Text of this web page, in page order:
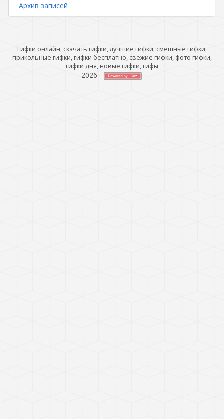
Архив записей
Гифки онлайн, скачать гифки, лучшие гифки, смешные гифки,
прикольные гифки, гифки бесплатно, свежие гифки, фото гифки,
гифки дня, новые гифки, гифы
2026 ·